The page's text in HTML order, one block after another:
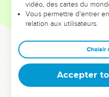
sont elles qui
Dans cette conférence,
clés pour avancer avec plus
deviennent vos tremplins.
équipe, un groupe ou une
vidéo, des cartes du
Vous permettre d'entrer
relation aux utilisateurs.
Choisir
Accepter